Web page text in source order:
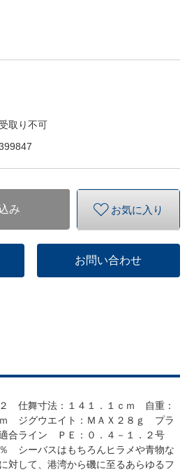
取り不可
み お気に入り
お問い合わせ
仕舞寸法：１４１．１ｃｍ 自重：
ジグウエイト：ＭＡＸ２８ｇ プラ
合ライン ＰＥ：０．４－１．２号
シーバスはもちろんヒラメや青物な
対して、港湾から磯に至るあらゆるフ